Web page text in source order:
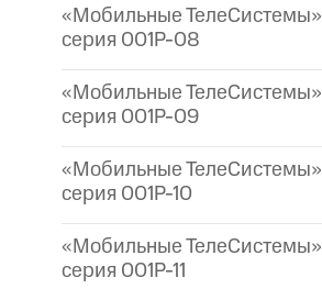
«Мобильные ТелеСистемы»
серия 001P-08
«Мобильные ТелеСистемы»
серия 001P-09
«Мобильные ТелеСистемы»
серия 001P-10
«Мобильные ТелеСистемы»
серия 001P-11